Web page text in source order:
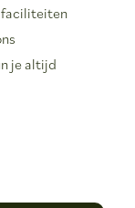
faciliteiten
je altijd